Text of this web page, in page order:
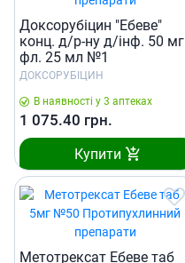
Доксорубiцин "Ебеве"
конц. д/р-ну д/iнф. 50 мг
фл. 25 мл №1
ДОКСОРУБІЦИН
В наявності у 3 аптеках
1 075.40 грн.
Купити
Метотрексат Ебеве таб